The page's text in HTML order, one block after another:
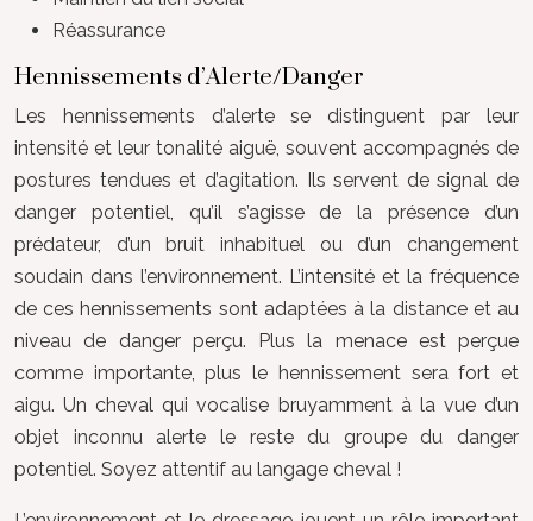
Réassurance
Hennissements d’Alerte/Danger
Les hennissements d’alerte se distinguent par leur
intensité et leur tonalité aiguë, souvent accompagnés de
postures tendues et d’agitation. Ils servent de signal de
danger potentiel, qu’il s’agisse de la présence d’un
prédateur, d’un bruit inhabituel ou d’un changement
soudain dans l’environnement. L’intensité et la fréquence
de ces hennissements sont adaptées à la distance et au
niveau de danger perçu. Plus la menace est perçue
comme importante, plus le hennissement sera fort et
aigu. Un cheval qui vocalise bruyamment à la vue d’un
objet inconnu alerte le reste du groupe du danger
potentiel. Soyez attentif au langage cheval !